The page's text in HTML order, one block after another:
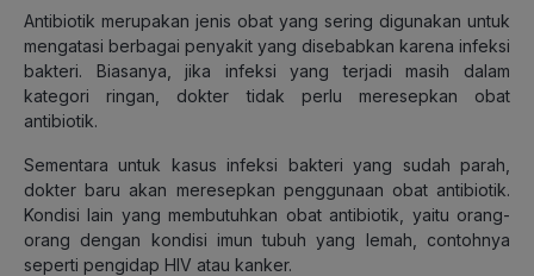
Antibiotik merupakan jenis obat yang sering digunakan untuk
mengatasi berbagai penyakit yang disebabkan karena infeksi
bakteri. Biasanya, jika infeksi yang terjadi masih dalam
kategori ringan, dokter tidak perlu meresepkan obat
antibiotik.
Sementara untuk kasus infeksi bakteri yang sudah parah,
dokter baru akan meresepkan penggunaan obat antibiotik.
Kondisi lain yang membutuhkan obat antibiotik, yaitu orang-
orang dengan kondisi imun tubuh yang lemah, contohnya
seperti pengidap HIV atau kanker.